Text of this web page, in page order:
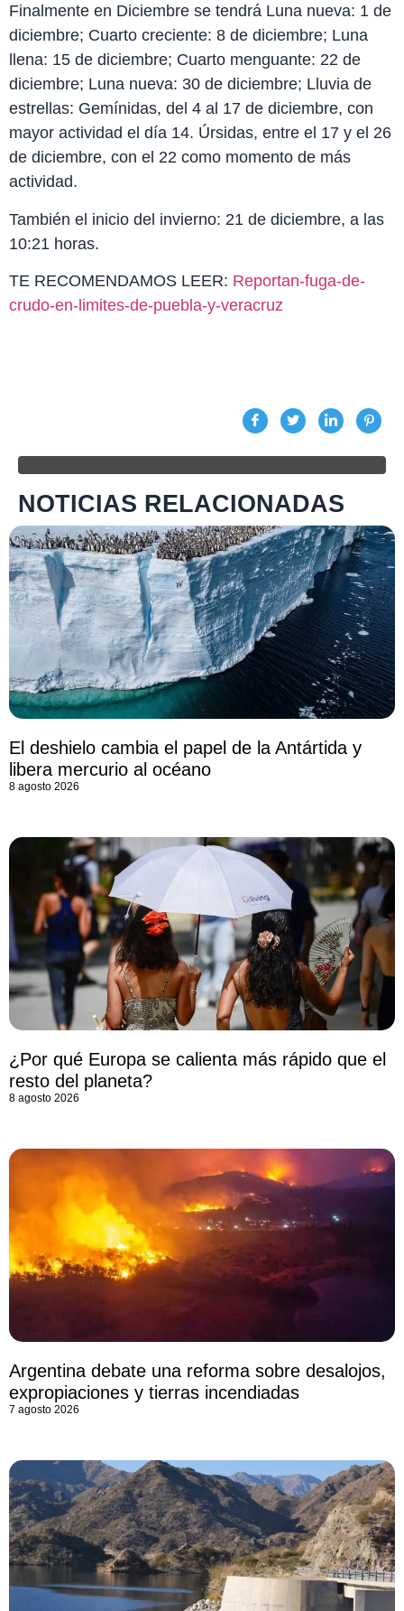
Finalmente en Diciembre se tendrá Luna nueva: 1 de
diciembre; Cuarto creciente: 8 de diciembre; Luna
llena: 15 de diciembre; Cuarto menguante: 22 de
diciembre; Luna nueva: 30 de diciembre; Lluvia de
estrellas: Gemínidas, del 4 al 17 de diciembre, con
mayor actividad el día 14. Úrsidas, entre el 17 y el 26
de diciembre, con el 22 como momento de más
actividad.
También el inicio del invierno: 21 de diciembre, a las
10:21 horas.
TE RECOMENDAMOS LEER: Reportan-fuga-de-
crudo-en-limites-de-puebla-y-veracruz
NOTICIAS RELACIONADAS
El deshielo cambia el papel de la Antártida y
libera mercurio al océano
8 agosto 2026
¿Por qué Europa se calienta más rápido que el
resto del planeta?
8 agosto 2026
Argentina debate una reforma sobre desalojos,
expropiaciones y tierras incendiadas
7 agosto 2026